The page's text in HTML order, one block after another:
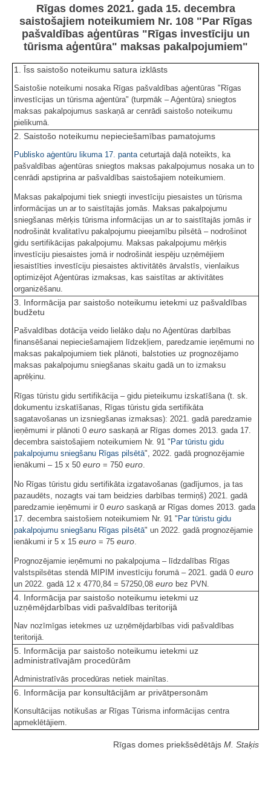
Rīgas domes 2021. gada 15. decembra
saistošajiem noteikumiem Nr. 108 "Par Rīgas
pašvaldības aģentūras "Rīgas investīciju un
tūrisma aģentūra" maksas pakalpojumiem"
1. Īss saistošo noteikumu satura izklāsts
Saistošie noteikumi nosaka Rīgas pašvaldības aģentūras "Rīgas
investīcijas un tūrisma aģentūra" (turpmāk – Aģentūra) sniegtos
maksas pakalpojumus saskaņā ar cenrādi saistošo noteikumu
pielikumā.
2. Saistošo noteikumu nepieciešamības pamatojums
Publisko aģentūru likuma 17. pantaceturtajā daļā noteikts, ka
pašvaldības aģentūras sniegtos maksas pakalpojumus nosaka un to
cenrādi apstiprina ar pašvaldības saistošajiem noteikumiem.
Maksas pakalpojumi tiek sniegti investīciju piesaistes un tūrisma
informācijas un ar to saistītajās jomās. Maksas pakalpojumu
sniegšanas mērķis tūrisma informācijas un ar to saistītajās jomās ir
nodrošināt kvalitatīvu pakalpojumu pieejamību pilsētā – nodrošinot
gidu sertifikācijas pakalpojumu. Maksas pakalpojumu mērķis
investīciju piesaistes jomā ir nodrošināt iespēju uzņēmējiem
iesaistīties investīciju piesaistes aktivitātēs ārvalstīs, vienlaikus
optimizējot Aģentūras izmaksas, kas saistītas ar aktivitātes
organizēšanu.
3. Informācija par saistošo noteikumu ietekmi uz pašvaldības
budžetu
Pašvaldības dotācija veido lielāko daļu no Aģentūras darbības
finansēšanai nepieciešamajiem līdzekļiem, paredzamie ieņēmumi no
maksas pakalpojumiem tiek plānoti, balstoties uz prognozējamo
maksas pakalpojumu sniegšanas skaitu gadā un to izmaksu
aprēķinu.
Rīgas tūristu gidu sertifikācija – gidu pieteikumu izskatīšana (t. sk.
dokumentu izskatīšanas, Rīgas tūristu gida sertifikāta
sagatavošanas un izsniegšanas izmaksas): 2021. gadā paredzamie
ieņēmumi ir plānoti 0 euro saskaņā ar Rīgas domes 2013. gada 17.
decembra saistošajiem noteikumiem Nr. 91 " Par tūristu gidu
pakalpojumu sniegšanu Rīgas pilsētā", 2022. gadā prognozējamie
ienākumi – 15 x 50 euro = 750 euro.
No Rīgas tūristu gidu sertifikāta izgatavošanas (gadījumos, ja tas
pazaudēts, nozagts vai tam beidzies darbības termiņš) 2021. gadā
paredzamie ieņēmumi ir 0 euro saskaņā ar Rīgas domes 2013. gada
17. decembra saistošiem noteikumiem Nr. 91 " Par tūristu gidu
pakalpojumu sniegšanu Rīgas pilsētā" un 2022. gadā prognozējamie
ienākumi ir 5 x 15 euro = 75 euro.
Prognozējamie ieņēmumi no pakalpojuma – līdzdalības Rīgas
valstspilsētas stendā MIPIM investīciju forumā – 2021. gadā 0 euro
un 2022. gadā 12 x 4770,84 = 57250,08 euro bez PVN.
4. Informācija par saistošo noteikumu ietekmi uz
uzņēmējdarbības vidi pašvaldības teritorijā
Nav nozīmīgas ietekmes uz uzņēmējdarbības vidi pašvaldības
teritorijā.
5. Informācija par saistošo noteikumu ietekmi uz
administratīvajām procedūrām
Administratīvās procedūras netiek mainītas.
6. Informācija par konsultācijām ar privātpersonām
Konsultācijas notikušas ar Rīgas Tūrisma informācijas centra
apmeklētājiem.
Rīgas domes priekšsēdētājs M. Staķis